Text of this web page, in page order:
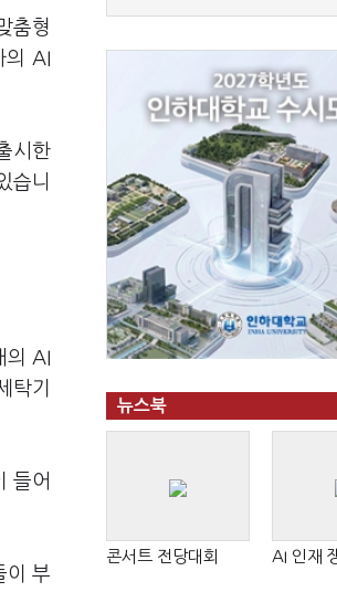
춤형
의 AI
시한
습니
의 AI
탁기
들어
이 부
뉴스북
콘서트 전당대회 AI 인재